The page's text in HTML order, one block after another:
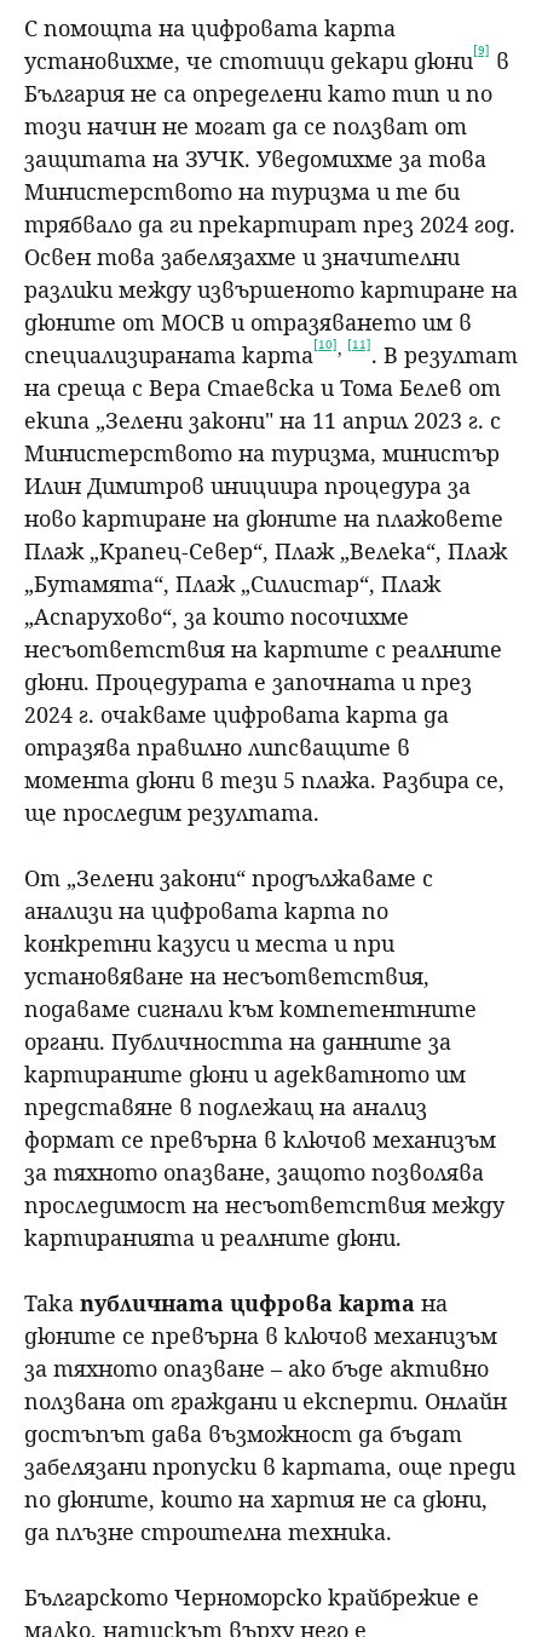
С помощта на цифровата карта
установихме, че стотици декари дюни[9] в
България не са определени като тип и по
този начин не могат да се ползват от
защитата на ЗУЧК. Уведомихме за това
Министерството на туризма и те би
трябвало да ги прекартират през 2024 год.
Освен това забелязахме и значителни
разлики между извършеното картиране на
дюните от МОСВ и отразяването им в
специализираната карта[10], [11]. В резултат
на среща с Вера Стаевска и Тома Белев от
екипа „Зелени закони" на 11 април 2023 г. с
Министерството на туризма, министър
Илин Димитров инициира процедура за
ново картиране на дюните на плажовете
Плаж „Крапец-Север“, Плаж „Велека“, Плаж
„Бутамята“, Плаж „Силистар“, Плаж
„Аспарухово“, за които посочихме
несъответствия на картите с реалните
дюни. Процедурата е започната и през
2024 г. очакваме цифровата карта да
отразява правилно липсващите в
момента дюни в тези 5 плажа. Разбира се,
ще проследим резултата.
От „Зелени закони“ продължаваме с
анализи на цифровата карта по
конкретни казуси и места и при
установяване на несъответствия,
подаваме сигнали към компетентните
органи. Публичността на данните за
картираните дюни и адекватното им
представяне в подлежащ на анализ
формат се превърна в ключов механизъм
за тяхното опазване, защото позволява
проследимост на несъответствия между
картиранията и реалните дюни.
Така публичната цифрова карта на
дюните се превърна в ключов механизъм
за тяхното опазване – ако бъде активно
ползвана от граждани и експерти. Онлайн
достъпът дава възможност да бъдат
забелязани пропуски в картата, още преди
по дюните, които на хартия не са дюни,
да плъзне строителна техника.
Българското Черноморско крайбрежие е
малко, натискът върху него е